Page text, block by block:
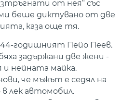
от нея“ със
беше диктувано от две
каза още тя.
44-годишният Пейо Пеев.
задържани две жени -
и нейната майка.
че мъжът е седял на
лек автомобил.